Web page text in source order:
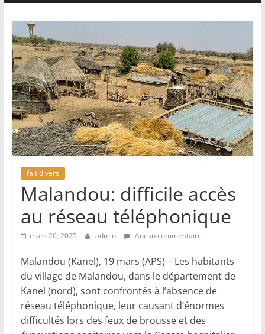
fait divers
Malandou: difficile accès
au réseau téléphonique
mars 20, 2025 admin Aucun commentaire
Malandou (Kanel), 19 mars (APS) – Les habitants
du village de Malandou, dans le département de
Kanel (nord), sont confrontés à l’absence de
réseau téléphonique, leur causant d’énormes
difficultés lors des feux de brousse et des